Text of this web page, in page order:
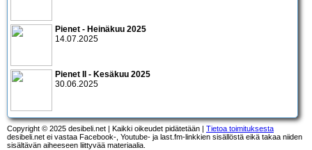
Pienet - Heinäkuu 2025
14.07.2025
Pienet II - Kesäkuu 2025
30.06.2025
Copyright © 2025 desibeli.net | Kaikki oikeudet pidätetään | Tietoa toimituksesta
desibeli.net ei vastaa Facebook-, Youtube- ja last.fm-linkkien sisällöstä eikä takaa niiden
sisältävän aiheeseen liittyvää materiaalia.